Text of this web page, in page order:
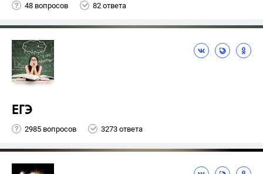
48 вопросов 82 ответа
ЕГЭ
2985 вопросов 3273 ответа